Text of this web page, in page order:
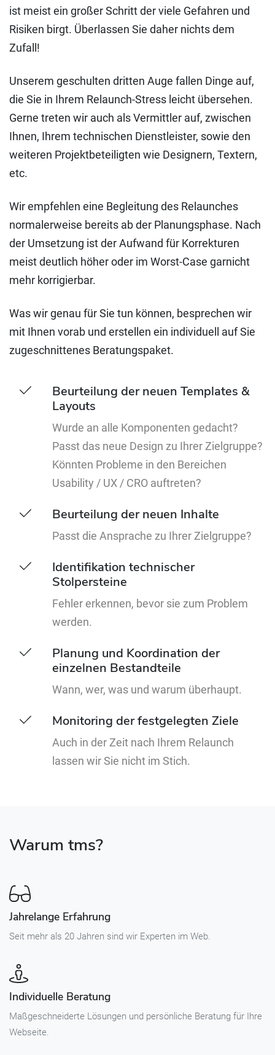
ist meist ein großer Schritt der viele Gefahren und
Risiken birgt. Überlassen Sie daher nichts dem
Zufall!
Unserem geschulten dritten Auge fallen Dinge auf,
die Sie in Ihrem Relaunch-Stress leicht übersehen.
Gerne treten wir auch als Vermittler auf, zwischen
Ihnen, Ihrem technischen Dienstleister, sowie den
weiteren Projektbeteiligten wie Designern, Textern,
etc.
Wir empfehlen eine Begleitung des Relaunches
normalerweise bereits ab der Planungsphase. Nach
der Umsetzung ist der Aufwand für Korrekturen
meist deutlich höher oder im Worst-Case garnicht
mehr korrigierbar.
Was wir genau für Sie tun können, besprechen wir
mit Ihnen vorab und erstellen ein individuell auf Sie
zugeschnittenes Beratungspaket.
Beurteilung der neuen Templates &
Layouts
Wurde an alle Komponenten gedacht?
Passt das neue Design zu Ihrer Zielgruppe?
Könnten Probleme in den Bereichen
Usability / UX / CRO auftreten?
Beurteilung der neuen Inhalte
Passt die Ansprache zu Ihrer Zielgruppe?
Identifikation technischer
Stolpersteine
Fehler erkennen, bevor sie zum Problem
werden.
Planung und Koordination der
einzelnen Bestandteile
Wann, wer, was und warum überhaupt.
Monitoring der festgelegten Ziele
Auch in der Zeit nach Ihrem Relaunch
lassen wir Sie nicht im Stich.
Warum tms?
Jahrelange Erfahrung
Seit mehr als 20 Jahren sind wir Experten im Web.
Individuelle Beratung
Maßgeschneiderte Lösungen und persönliche Beratung für Ihre
Webseite.